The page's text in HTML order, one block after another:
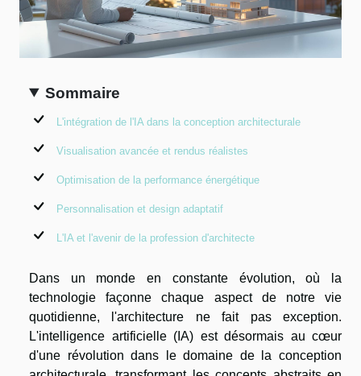
Sommaire
L'intégration de l'IA dans la conception architecturale
Visualisation avancée et rendus réalistes
Optimisation de la performance énergétique
Personnalisation et design adaptatif
L'IA et l'avenir de la profession d'architecte
Dans un monde en constante évolution, où la
technologie façonne chaque aspect de notre vie
quotidienne, l'architecture ne fait pas exception.
L'intelligence artificielle (IA) est désormais au cœur
d'une révolution dans le domaine de la conception